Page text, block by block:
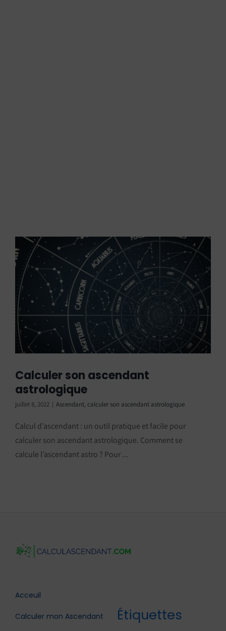
Calculer son ascendant
astrologique
juillet 8, 2022 | Ascendant, calculer son ascendant astrologique
Calcul d’ascendant : un outil pratique et facile pour
calculer son ascendant astrologique. Comment se
calcule l’ascendant astro ? Pour ...
Acceuil
Calculer mon Ascendant Étiquettes